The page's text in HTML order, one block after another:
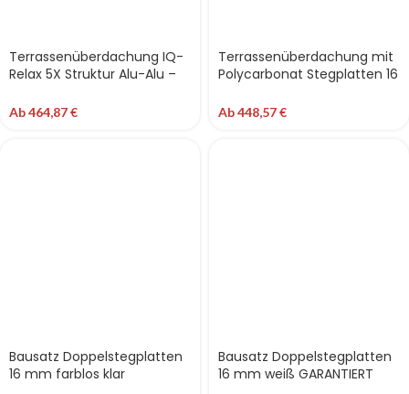
Terrassenüberdachung IQ-
Relax 5X Struktur Alu-Alu –
Polycarbonat
Ab464,87€
Terrassenüberdachung mit
Polycarbonat Stegplatten 16
UV 5X-Struktur IQ-Relax |
Ab448,57€
Bausatz Doppelstegplatten
16 mm farblos klar
Bausatz Doppelstegplatten
16 mm weiß GARANTIERT